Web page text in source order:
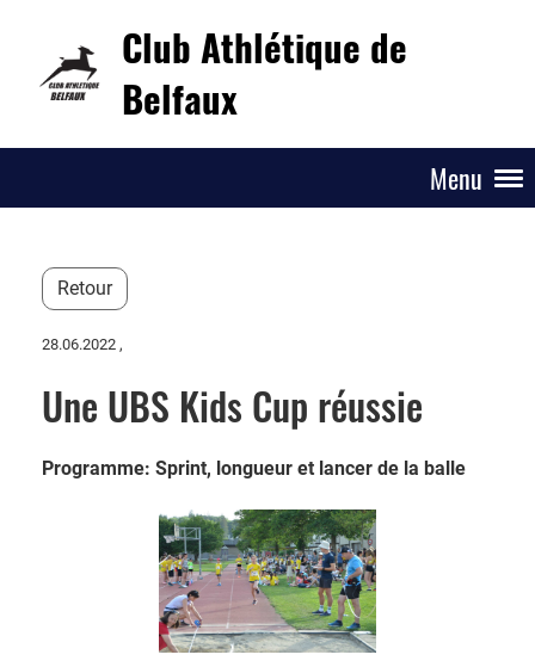
Club Athlétique de
Belfaux
Menu
Retour
28.06.2022 ,
Une UBS Kids Cup réussie
Programme: Sprint, longueur et lancer de la balle